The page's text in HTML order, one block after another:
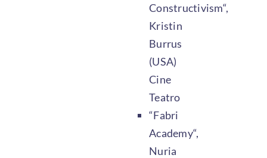
Constructivism“,
Kristin
Burrus
(USA)
Cine
Teatro
“Fabri
Academy“,
Nuria